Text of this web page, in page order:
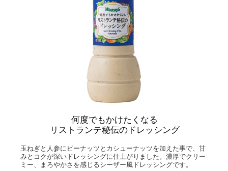
何度でもかけたくなる
リストランテ秘伝のドレッシング
玉ねぎと人参にピーナッツとカシューナッツを加えた事で、甘
みとコクが深いドレッシングに仕上がりました。 濃厚でクリー
ミー、まろやかさを感じるシーザー風ドレッシングです。